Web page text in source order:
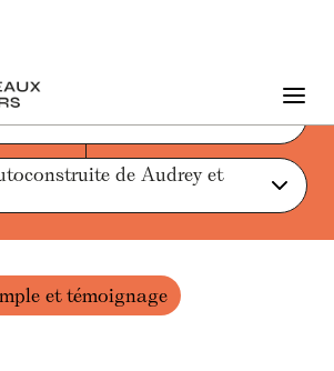
de Audrey et
et témoignage